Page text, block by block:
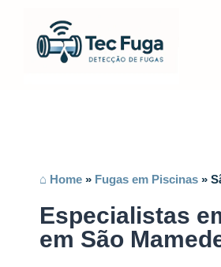
⌂ Home » Fugas em Piscinas »
Especialistas
em São